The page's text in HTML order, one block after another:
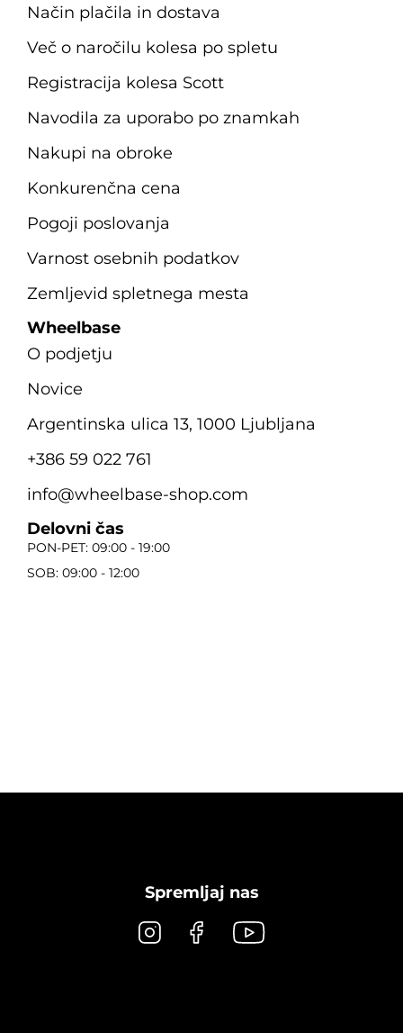
Način plačila in dostava
Več o naročilu kolesa po spletu
Registracija kolesa Scott
Navodila za uporabo po znamkah
Nakupi na obroke
Konkurenčna cena
Pogoji poslovanja
Varnost osebnih podatkov
Zemljevid spletnega mesta
Wheelbase
O podjetju
Novice
Argentinska ulica 13, 1000 Ljubljana
+386 59 022 761
info@wheelbase-shop.com
Delovni čas
PON-PET: 09:00 - 19:00
SOB: 09:00 - 12:00
Spremljaj nas